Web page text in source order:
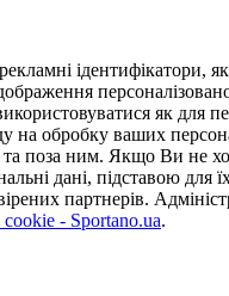
ідентифікатори,
як для
на обробку ваших
поза ним. Якщо Ви не
дані, підставою для
партнерів.
cookie - Sportano.ua.